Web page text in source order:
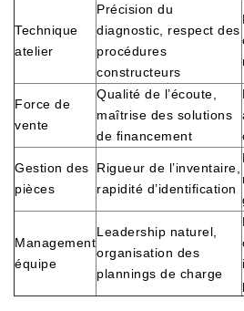
Technique
atelier
Précision du
diagnostic, respect des
procédures
constructeurs
Force de
vente
Qualité de l’écoute,
maîtrise des solutions
de financement
Gestion des
pièces
Rigueur de l’inventaire,
rapidité d’identification
Management
équipe
Leadership naturel,
organisation des
plannings de charge